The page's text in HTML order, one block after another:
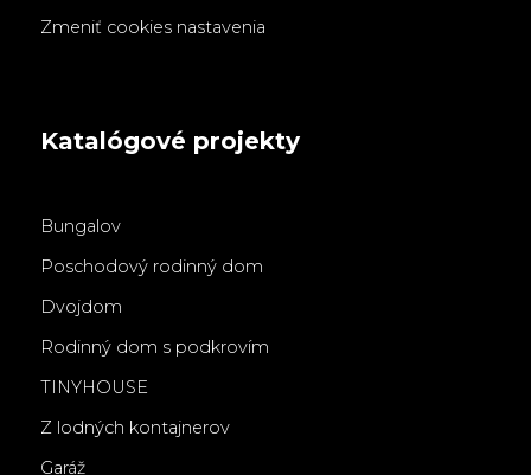
Zmeniť cookies nastavenia
Katalógové projekty
Bungalov
Poschodový rodinný dom
Dvojdom
Rodinný dom s podkrovím
TINYHOUSE
Z lodných kontajnerov
Garáž